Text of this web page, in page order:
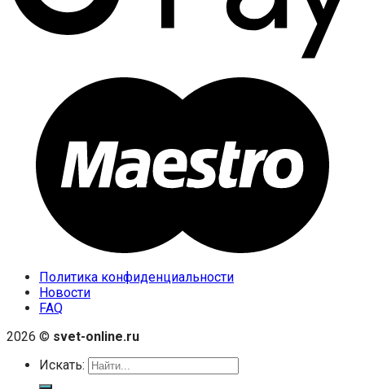
Политика конфиденциальности
Новости
FAQ
2026 © svet-online.ru
Искать: